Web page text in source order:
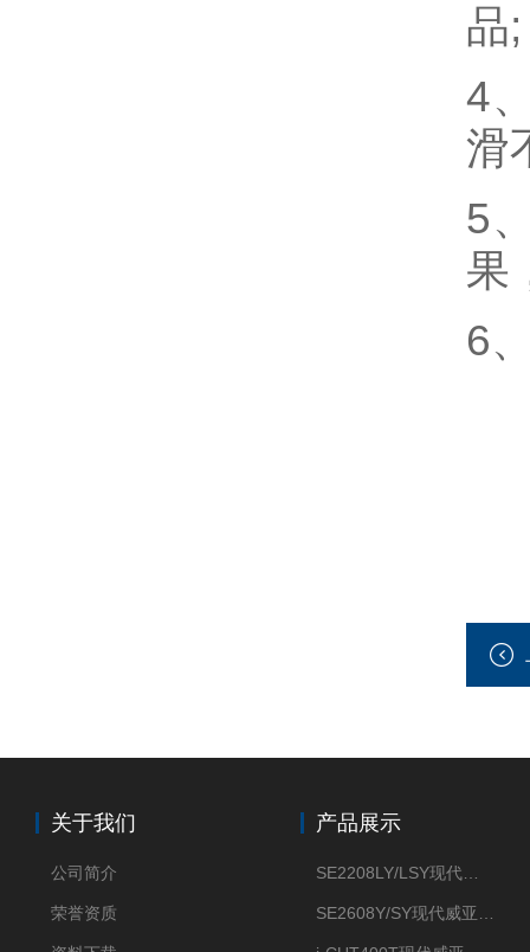
品;
4
滑
5
果
6
关于我们
公司简介
荣誉资质
产品展示